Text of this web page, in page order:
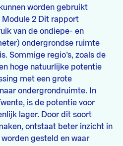
worden gebruikt
Module 2 Dit rapport
van de ondiepe- en
ondergrondse ruimte
Sommige regio’s, zoals de
hoge natuurlijke potentie
met een grote
ondergrondruimte. In
is de potentie voor
lager. Door dit soort
ontstaat beter inzicht in
gesteld en waar